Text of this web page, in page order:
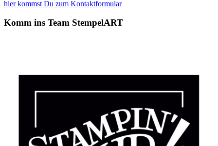
hier kommst Du zum Kontaktformular
Komm ins Team StempelART